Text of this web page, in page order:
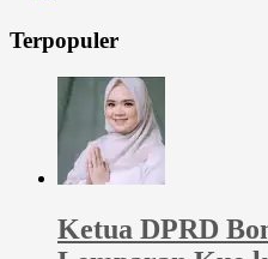
Terpopuler
Ketua DPRD